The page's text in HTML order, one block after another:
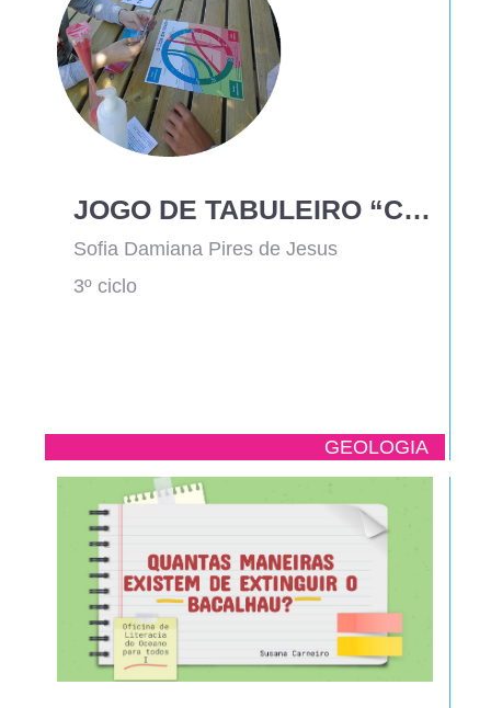
JOGO DE TABULEIRO “CICLO DAS ROCHAS”
Sofia Damiana Pires de Jesus
3º ciclo
GEOLOGIA